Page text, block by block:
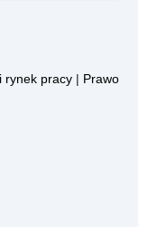
rynek pracy | Prawo